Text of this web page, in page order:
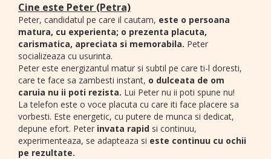
Cine este Peter (Petra)
Peter, candidatul pe care il cautam, este o persoana
matura, cu experienta; o prezenta placuta,
carismatica, apreciata si memorabila. Peter
socializeaza cu usurinta.
Peter este energizantul matur si subtil pe care ti-l doresti,
care te face sa zambesti instant, o dulceata de om
caruia nu ii poti rezista. Lui Peter nu ii poti spune nu!
La telefon este o voce placuta cu care iti face placere sa
vorbesti. Este energetic, cu putere de munca si dedicat,
depune efort. Peter invata rapid si continuu,
experimenteaza, se adapteaza si este continuu cu ochii
pe rezultate.